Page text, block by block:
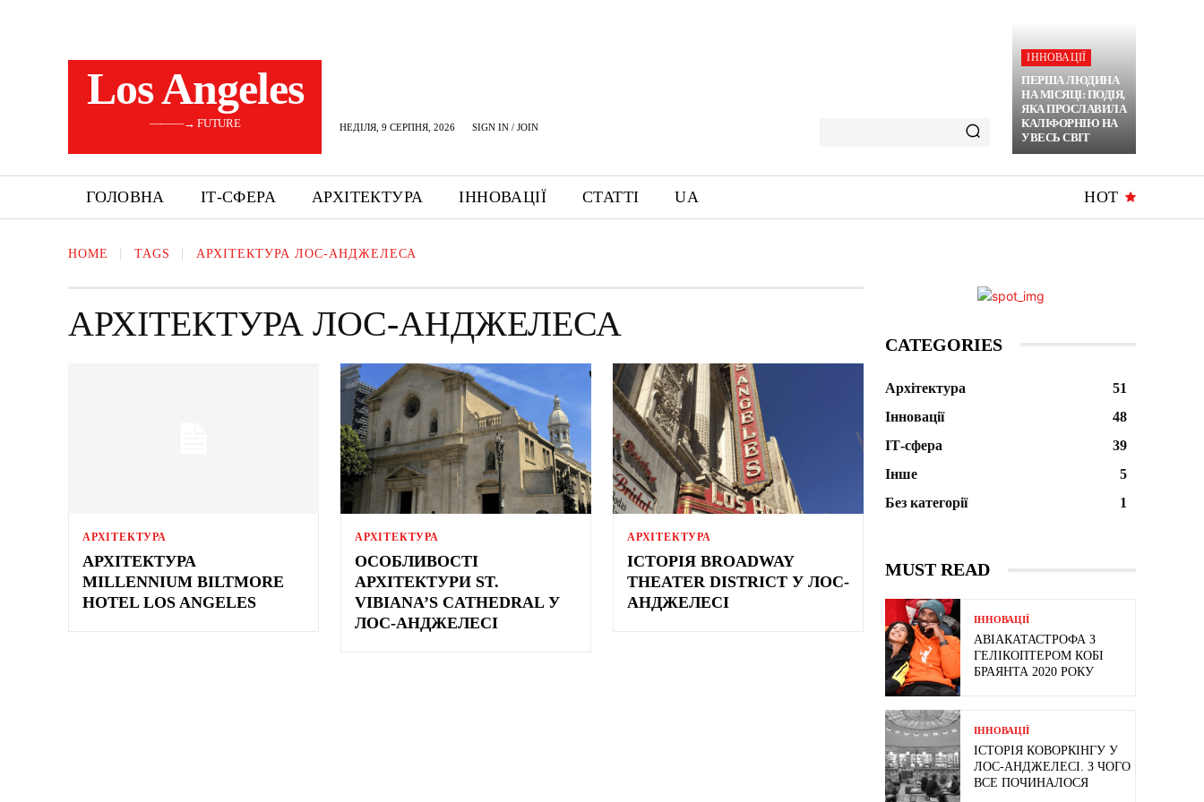
Los Angeles
———→ FUTURE НЕДІЛЯ, 9 СЕРПНЯ, 2026 SIGN IN / JOIN
ІННОВАЦІЇ
ПЕРША ЛЮДИНА
НА МІСЯЦІ: ПОДІЯ,
ЯКА ПРОСЛАВИЛА
КАЛІФОРНІЮ НА
УВЕСЬ СВІТ
ГОЛОВНА ІТ-СФЕРА АРХІТЕКТУРА ІННОВАЦІЇ СТАТТІ UA HOT
HOME TAGS АРХІТЕКТУРА ЛОС-АНДЖЕЛЕСА
АРХІТЕКТУРА ЛОС-АНДЖЕЛЕСА
АРХІТЕКТУРА
АРХІТЕКТУРА
MILLENNIUM BILTMORE
HOTEL LOS ANGELES
АРХІТЕКТУРА
ОСОБЛИВОСТІ
АРХІТЕКТУРИ ST.
VIBIANA’S CATHEDRAL У
ЛОС-АНДЖЕЛЕСІ
АРХІТЕКТУРА
ІСТОРІЯ BROADWAY
THEATER DISTRICT У ЛОС-
АНДЖЕЛЕСІ
CATEGORIES
Архітектура
51
Інновації
48
ІТ-сфера
39
Інше
5
Без категорії
1
MUST READ
ІННОВАЦІЇ
АВІАКАТАСТРОФА З
ГЕЛІКОПТЕРОМ КОБІ
БРАЯНТА 2020 РОКУ
ІННОВАЦІЇ
ІСТОРІЯ КОВОРКІНГУ У
ЛОС-АНДЖЕЛЕСІ. З ЧОГО
ВСЕ ПОЧИНАЛОСЯ